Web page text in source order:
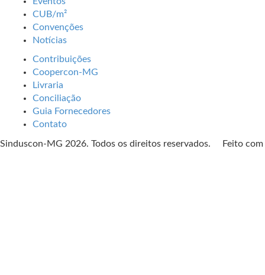
CUB/m²
Convenções
Notícias
Contribuições
Coopercon-MG
Livraria
Conciliação
Guia Fornecedores
Contato
Sinduscon-MG 2026. Todos os direitos reservados. Feito com